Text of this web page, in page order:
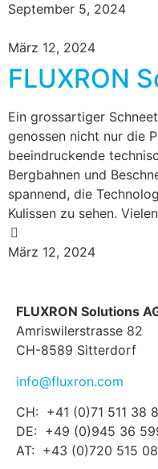
September 5, 2024
März 12, 2024
FLUXRON
Ein grossartiger
genossen nicht nur die
beeindruckende
Bergbahnen und
spannend, die
Kulissen zu sehen.
März 12, 2024
FLUXRON Solutions
Amriswilerstrasse 82
CH-8589 Sitterdorf
info@fluxron.com
CH: +41 (0)71 511 38
DE: +49 (0)945 36
AT: +43 (0)720 515